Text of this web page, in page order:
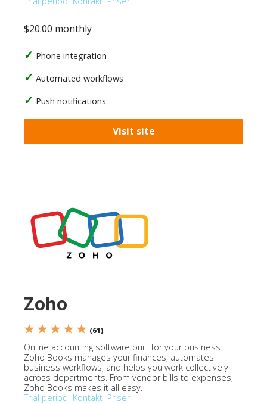
$20.00 monthly
Phone integration
Automated workflows
Push notifications
Visit site
Zoho
★ ★ ★ ★ ★ (61)
Online accounting software built for your business.
Zoho Books manages your finances, automates
business workflows, and helps you work collectively
across departments. From vendor bills to expenses,
Zoho Books makes it all easy.
Trial period Kontakt Priser